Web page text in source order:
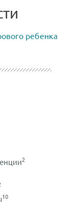
2
10
ребенка